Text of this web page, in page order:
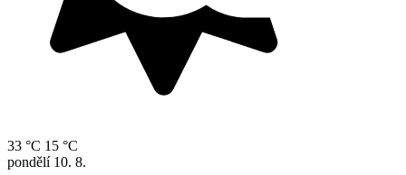
33 °C 15 °C
pondělí 10. 8.